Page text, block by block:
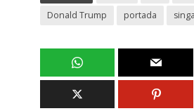
Donald Trump
portada